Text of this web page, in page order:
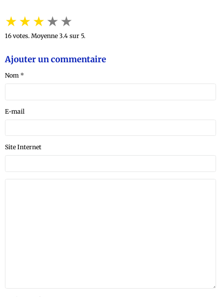
★★★★★
16 votes. Moyenne 3.4 sur 5.
Ajouter un commentaire
Nom
E-mail
Site Internet